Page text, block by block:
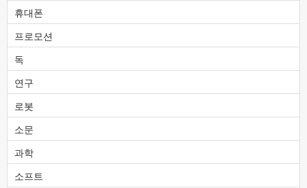
휴대폰
프로모션
독
연구
로봇
소문
과학
소프트